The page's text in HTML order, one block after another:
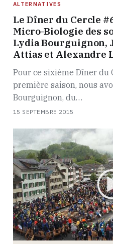
ALTERNATIVES
Le Dîner du Cercle
Micro-Biologie des
Lydia Bourguignon,
Attias et Alexandre
Pour ce sixième Dîner du
première saison, nous
Bourguignon, du…
15 SEPTEMBRE 2015